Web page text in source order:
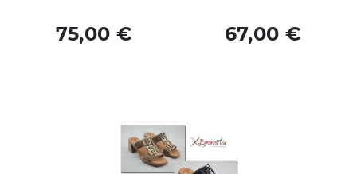
75,00 € 67,00 €